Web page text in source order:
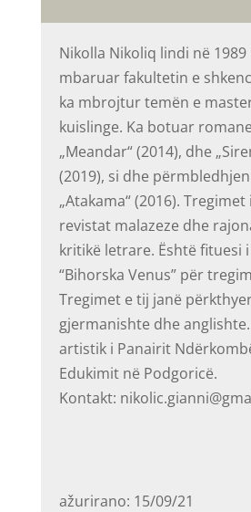
Nikolla Nikoliq lindi në 1989
mbaruar fakultetin e
ka mbrojtur temën e
kuislinge. Ka botuar
„Meandar“ (2014), dhe
(2019), si dhe
„Atakama“ (2016).
revistat malazeze dhe
kritikë letrare. Është fituesi
“Bihorska Venus” për
Tregimet e tij janë
gjermanishte dhe
artistik i Panairit
Edukimit në Podgoricë.
Kontakt:
ažurirano: 15/09/21